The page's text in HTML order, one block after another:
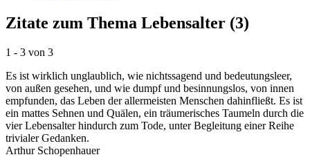
Zitate zum Thema Lebensalter (3)
1 - 3 von 3
Es ist wirklich unglaublich, wie nichtssagend und bedeutungsleer,
von außen gesehen, und wie dumpf und besinnungslos, von innen
empfunden, das Leben der allermeisten Menschen dahinfließt. Es ist
ein mattes Sehnen und Quälen, ein träumerisches Taumeln durch die
vier Lebensalter hindurch zum Tode, unter Begleitung einer Reihe
trivialer Gedanken.
Arthur Schopenhauer